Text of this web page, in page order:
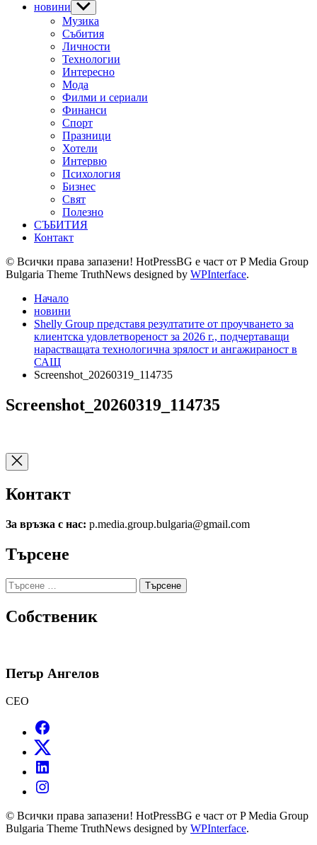
новини Show
sub
menu
Музика
Събития
Личности
Технологии
Интересно
Мода
Филми и сериали
Финанси
Спорт
Празници
Хотели
Интервю
Психология
Бизнес
Свят
Полезно
СЪБИТИЯ
Контакт
© Всички права запазени! HotPressBG е част от P Media Group
Bulgaria Theme TruthNews designed by WPInterface.
Начало
новини
Shelly Group представя резултатите от проучването за
клиентска удовлетвореност за 2026 г., подчертаващи
нарастващата технологична зрялост и ангажираност в
САЩ
Screenshot_20260319_114735
Screenshot_20260319_114735
Контакт
За връзка с нас: p.media.group.bulgaria@gmail.com
Търсене
Търсене
за:
Собственик
Петър Ангелов
CEO
© Всички права запазени! HotPressBG е част от P Media Group
Bulgaria Theme TruthNews designed by WPInterface.